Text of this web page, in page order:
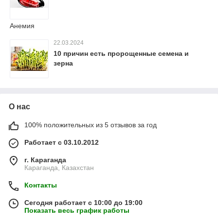
Анемия
22.03.2024
10 причин есть пророщенные семена и
зерна
О нас
100% положительных из 5 отзывов за год
Работает с 03.10.2012
г. Караганда
Караганда, Казахстан
Контакты
Сегодня работает с 10:00 до 19:00
Показать весь график работы